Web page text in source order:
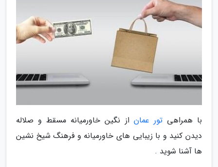
با همراهیتور عمان از نگین خاورمیانه مسقط و صلاله
دیدن کنید و با زیبایی های خاورمیانه و فرهنگ شیخ نشین
ها آشنا شوید .